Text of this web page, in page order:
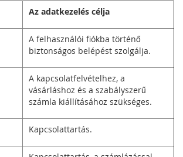
Az adatkezelés célja
A felhasználói fiókba történő
biztonságos belépést szolgálja.
A kapcsolatfelvételhez, a
vásárláshoz és a szabályszerű
számla kiállításához szükséges.
Kapcsolattartás.